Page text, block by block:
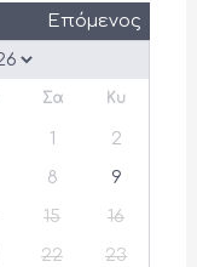
Επόμενος
Σα Κυ
1
2
8
9
15
16
22
23